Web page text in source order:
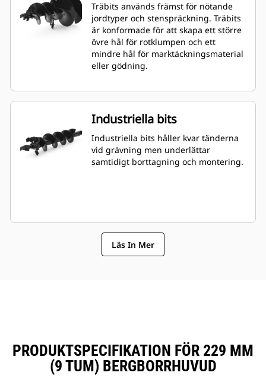
Träbits används främst för nötande
jordtyper och stenspräckning. Träbits
är konformade för att skapa ett större
övre hål för rotklumpen och ett
mindre hål för marktäckningsmaterial
eller gödning.
Industriella bits
Industriella bits håller kvar tänderna
vid grävning men underlättar
samtidigt borttagning och montering.
Läs In Mer
PRODUKTSPECIFIKATION FÖR 229 MM
(9 TUM) BERGBORRHUVUD